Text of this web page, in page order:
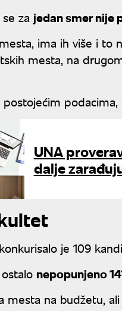
za jedan smer nije
ima ih više i to
mesta, na
UNA
dalje
je 109
nepopunjeno
mesta na budžetu,